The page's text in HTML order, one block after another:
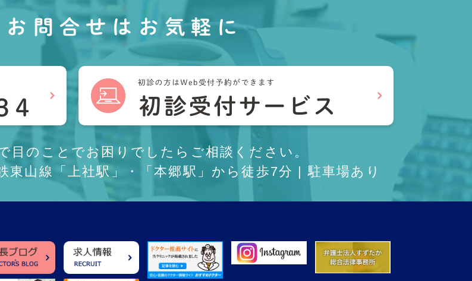
問合せは お気軽に
目のことでお困りでしたらご相談ください。
山線「上社駅」・「本郷駅」から徒歩7分 | 駐車場あり